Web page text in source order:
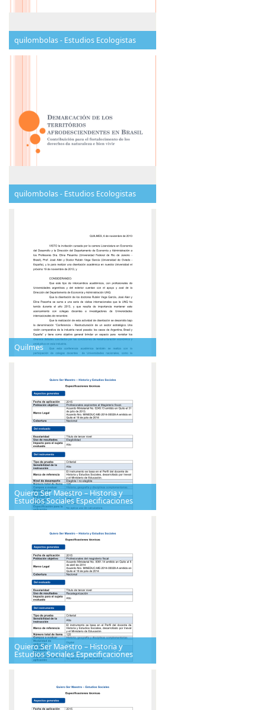
quilombolas - Estudios Ecologistas
quilombolas - Estudios Ecologistas
Quilmes
Quiero Ser Maestro – Historia y
Estudios Sociales Especificaciones
Quiero Ser Maestro – Historia y
Estudios Sociales Especificaciones